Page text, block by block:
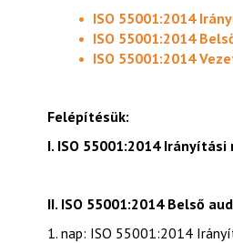
ISO 55001:2014
ISO 55001:2014
ISO 55001:2014
Felépítésük:
I. ISO 55001:2014
II. ISO 55001:2014 Belső
1. nap: ISO 55001:2014